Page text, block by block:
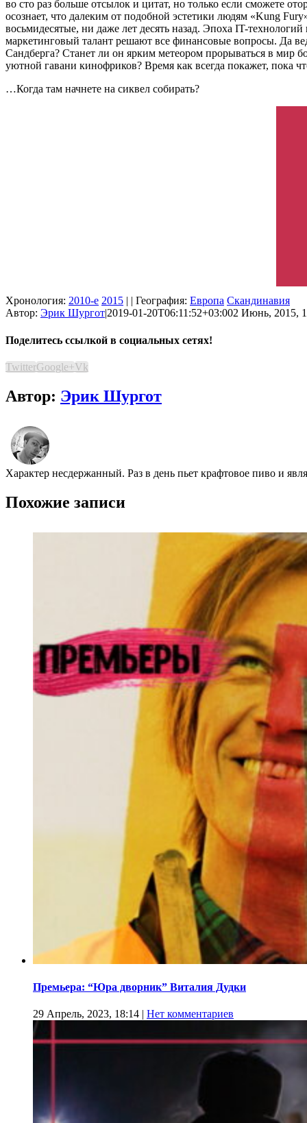
во сто раз больше отсылок и цитат, но только если сможете
осознает, что далеким от подобной эстетики людям «Kung
восьмидесятые, ни даже лет десять назад. Эпоха IT-
маркетинговый талант решают все финансовые вопросы. Да
Сандберга? Станет ли он ярким метеором прорываться в
уютной гавани кинофриков? Время как всегда покажет, пока
…Когда там начнете на сиквел собирать?
Хронология: 2010-е 2015 | | География: Европа Скандинавия
Автор: Эрик Шургот|2019-01-20T06:11:52+03:002 Июнь, 2015,
Поделитесь ссылкой в социальных сетях!
TwitterGoogle+Vk
Автор: Эрик Шургот
Характер несдержанный. Раз в день пьет крафтовое пиво и
Похожие записи
Премьера: “Юра дворник” Виталия Дудки
29 Апрель, 2023, 18:14 | Нет комментариев